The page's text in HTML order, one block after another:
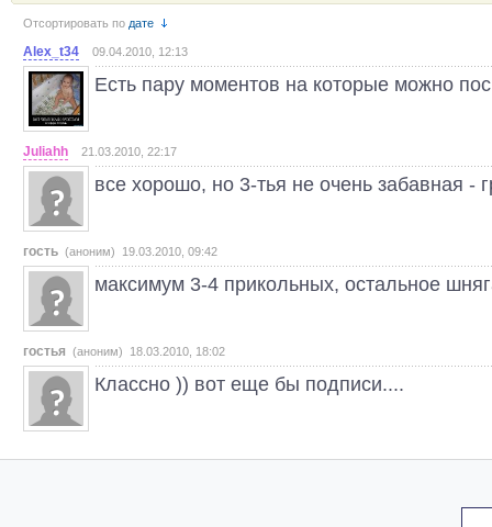
Отсортировать по дате
Alex_t34 09.04.2010, 12:13
Есть пару моментов на которые можно
Juliahh 21.03.2010, 22:17
все хорошо, но 3-тья не очень забавная -
гость (аноним) 19.03.2010, 09:42
максимум 3-4 прикольных, остальное
гостья (аноним) 18.03.2010, 18:02
Классно )) вот еще бы подписи....